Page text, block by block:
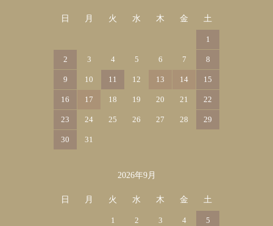
日 月 火 水 木 金 土
1
2 3 4 5 6 7 8
9 10 11 12 13 14 15
16 17 18 19 20 21 22
23 24 25 26 27 28 29
30 31
2026年9月
日 月 火 水 木 金 土
1 2 3 4 5